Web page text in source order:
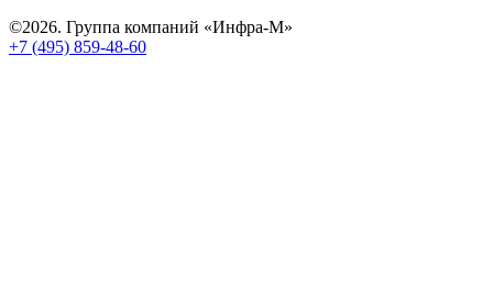
©2026. Группа компаний «Инфра-М»
+7 (495) 859-48-60